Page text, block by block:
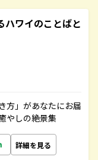
ハワイのことばと
方」があなたにお届
やしの絶景集
詳細を見る